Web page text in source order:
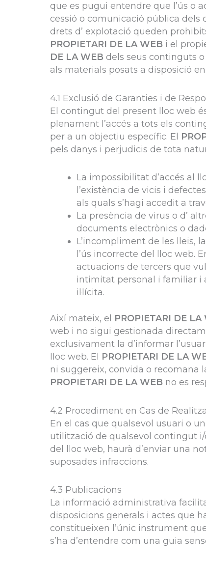
que es pugui entendre que l’ús o
cessió o comunicació pública
drets d’ explotació queden
PROPIETARI DE LA WEB i el
DE LA WEB dels seus continguts o
als materials posats a disposició
4.1 Exclusió de Garanties i de
El contingut del present lloc web
plenament l’accés a tots els
per a un objectiu específic. El
pels danys i perjudicis de tota
La impossibilitat d’accés al
l’existència de vicis i
als quals s’hagi accedit a
La presència de virus o d’
documents electrònics o
L’incompliment de les lleis,
l’ús incorrecte del lloc web.
actuacions de tercers que
intimitat personal i familiar i
il·lícita.
Així mateix, el PROPIETARI DE LA
web i no sigui gestionada
exclusivament la d’informar
lloc web. El PROPIETARI DE LA
ni suggereix, convida o recomana
PROPIETARI DE LA WEB no es
4.2 Procediment en Cas de
En el cas que qualsevol usuari o
utilització de qualsevol contingut
del lloc web, haurà d’enviar una
suposades infraccions.
4.3 Publicacions
La informació administrativa
disposicions generals i actes que
constitueixen l’únic instrument
s’ha d’entendre com una guia